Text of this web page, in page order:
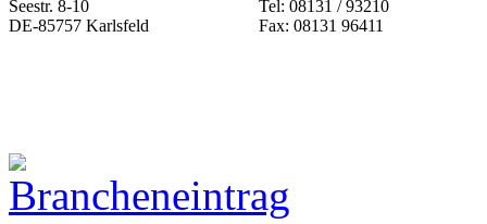
Seestr. 8-10
DE-85757 Karlsfeld
Tel: 08131 / 93210
Fax: 08131 96411